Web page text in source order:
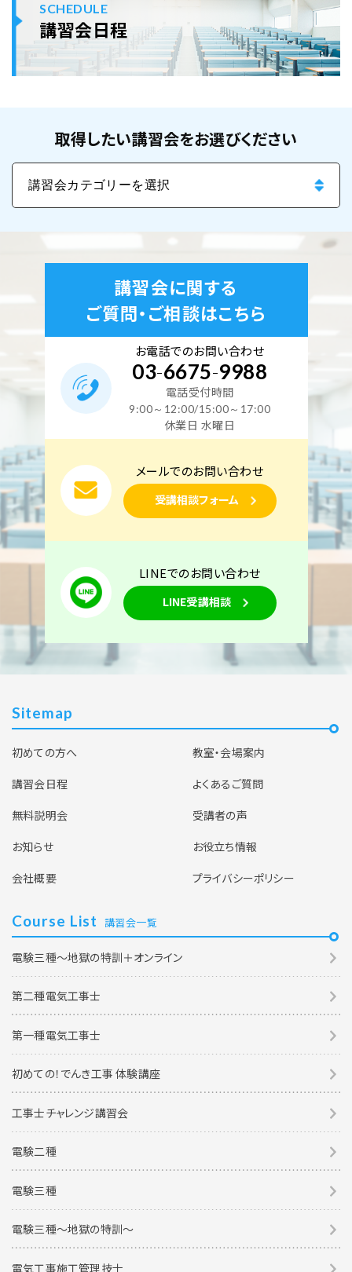
SCHEDULE
講習会日程
取得したい講習会をお選びください
講習会に関する
ご質問・ご相談はこちら
お電話でのお問い合わせ
03-6675-9988
電話受付時間
9:00～12:00/15:00～17:00
休業日 水曜日
メールでのお問い合わせ
受講相談フォーム
LINEでのお問い合わせ
LINE受講相談
Sitemap
初めての方へ
教室・会場案内
講習会日程
よくあるご質問
無料説明会
受講者の声
お知らせ
お役立ち情報
会社概要
プライバシーポリシー
Course List 講習会一覧
電験三種～地獄の特訓＋オンライン
第二種電気工事士
第一種電気工事士
初めての！でんき工事 体験講座
工事士チャレンジ講習会
電験二種
電験三種
電験三種〜地獄の特訓〜
電気工事施工管理技士